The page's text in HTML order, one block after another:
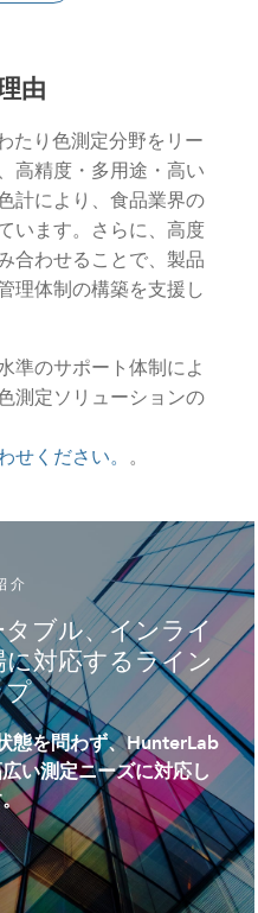
由
たり色測定分野をリー
高精度・多用途・高い
計により、食品業界の
います。さらに、高度
合わせることで、製品
理体制の構築を支援し
準のサポート体制によ
測定ソリューションの
ください。 。
介
ブル、インライ
対応するライン
態を問わず、HunterLab
い測定ニーズに対応し